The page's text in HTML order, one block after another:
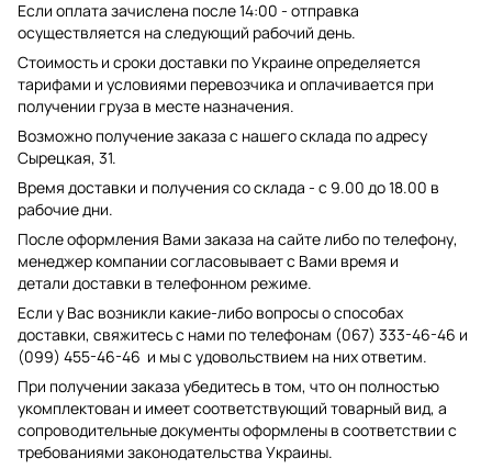
Если оплата зачислена после 14:00 - отправка
осуществляется на следующий рабочий день.
Стоимость и сроки доставки по Украине определяется
тарифами и условиями перевозчика и оплачивается при
получении груза в месте назначения.
Возможно получение заказа с нашего склада по адресу
Сырецкая, 31.
Время доставки и получения со склада - с 9.00 до 18.00 в
рабочие дни.
После оформления Вами заказа на сайте либо по телефону,
менеджер компании согласовывает с Вами время и
детали доставки в телефонном режиме.
Если у Вас возникли какие-либо вопросы о способах
доставки, свяжитесь с нами по телефонам (067) 333-46-46 и
(099) 455-46-46 и мы с удовольствием на них ответим.
При получении заказа убедитесь в том, что он полностью
укомплектован и имеет соответствующий товарный вид, а
сопроводительные документы оформлены в соответствии с
требованиями законодательства Украины.